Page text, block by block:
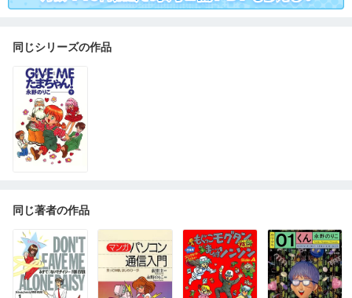
同じシリーズの作品
同じ著者の作品